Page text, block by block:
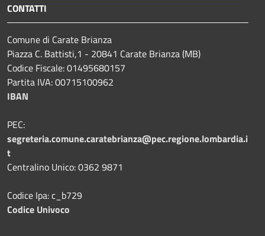
CONTATTI
Comune di Carate Brianza
Piazza C. Battisti,1 - 20841 Carate Brianza (MB)
Codice Fiscale: 01495680157
Partita IVA: 00715100962
IBAN
PEC:
segreteria.comune.caratebrianza@pec.regione.lombardia.i
t
Centralino Unico: 0362 9871
Codice Ipa: c_b729
Codice Univoco